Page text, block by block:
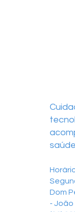
Dom
- João